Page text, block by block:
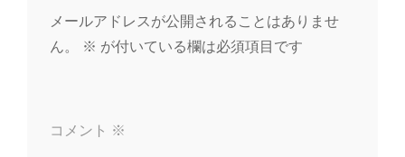
ー
ョ
メールアドレスが公開されることはありませ
ん。
※ が付いている欄は必須項目です
コメント ※